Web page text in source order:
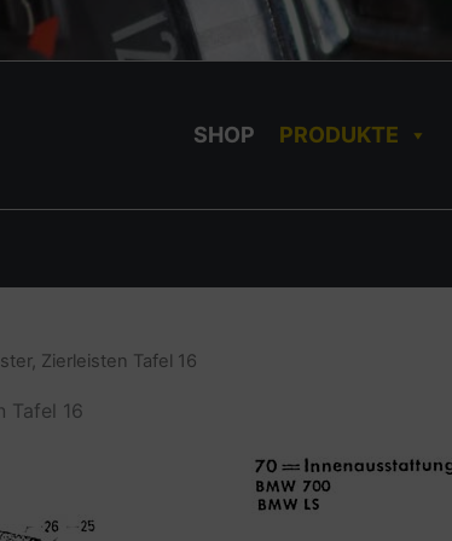
SHOP PRODUKTE
Zierleisten Tafel 16
Tafel 16